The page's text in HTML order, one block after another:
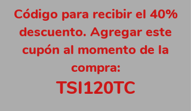
Código para recibir el 40%
descuento. Agregar este
cupón al momento de la
compra:
TSI120TC